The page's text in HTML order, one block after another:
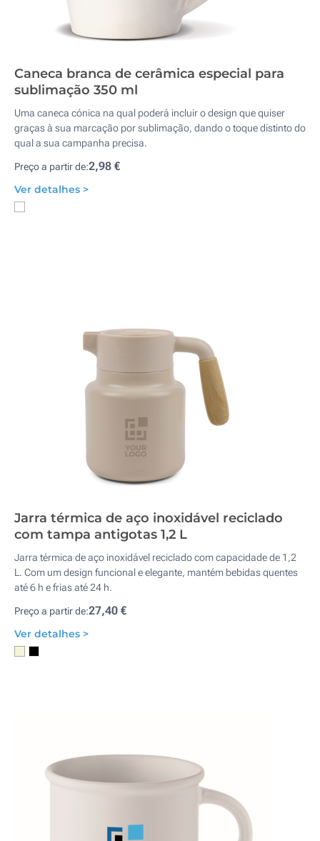
Caneca branca de cerâmica especial para
sublimação 350 ml
Uma caneca cónica na qual poderá incluir o design que quiser
graças à sua marcação por sublimação, dando o toque distinto do
qual a sua campanha precisa.
Preço a partir de:2,98 €
Ver detalhes >
Jarra térmica de aço inoxidável reciclado
com tampa antigotas 1,2 L
Jarra térmica de aço inoxidável reciclado com capacidade de 1,2
L. Com um design funcional e elegante, mantém bebidas quentes
até 6 h e frias até 24 h.
Preço a partir de:27,40 €
Ver detalhes >